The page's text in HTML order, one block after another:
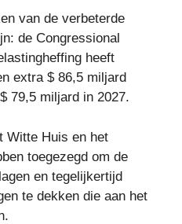
van de verbeterde
de Congressional
heeft
extra $ 86,5 miljard
79,5 miljard in 2027.
Witte Huis en het
toegezegd om de
en tegelijkertijd
te dekken die aan het